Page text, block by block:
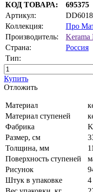
КОД ТОВАРА:
695375
Артикул:
Коллекция:
Про
Производитель:
Kerama
Страна:
Россия
Тип:
Купить
Oтложить
Материал
Материал ступеней
Фабрика
Размер, см
Толщина, мм
Поверхность ступеней
Рисунок
Штук в упаковке
4